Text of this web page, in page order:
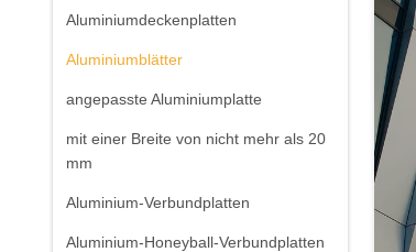
Aluminiumdeckenplatten
Aluminiumblätter
angepasste Aluminiumplatte
mit einer Breite von nicht mehr als 20
mm
Aluminium-Verbundplatten
Aluminium-Honeyball-Verbundplatten